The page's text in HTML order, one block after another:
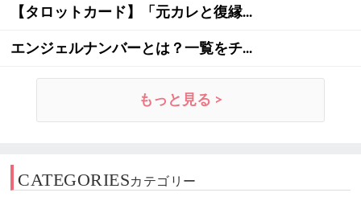
【タロットカード】「元カレと復縁...
エンジェルナンバーとは？一覧をチ...
もっと見る >
CATEGORIESカテゴリー